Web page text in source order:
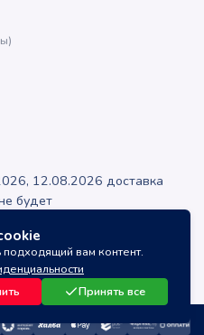
вам контент.
Принять все
12.08.2026 доставка
будет